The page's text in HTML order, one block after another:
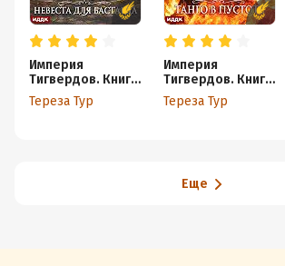
Империя
Тигвердов. Книга
1. Невеста для
бастарда
Тереза Тур
Империя
Тигвердов. Книга
2. Танго в пустоте
Тереза Тур
Еще